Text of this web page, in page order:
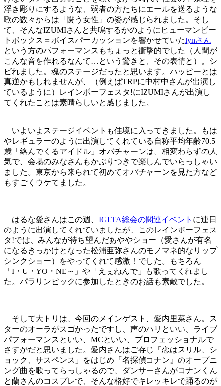
浮き彫りにするような、弱者の方たちにエールを送るような
歌の数々からは「闘う女性」の姿が感じられました。そし
て、そんなIZUMIさんと共鳴するかのようにヒューマンビー
トボックス＝ボイスパーカッションを響かせていたlynさん
という方のパフォーマンスもちょっと衝撃的でした（人間が
こんな音を作れるなんて…という驚きと、その表情と）。シ
ビれました。魂のステージだったと思います。ハッピーとは
真逆かもしれませんが、（例えばTRPに中村中さんが出演し
ているように）レインボーフェスタ!にIZUMIさんが出演し
てくれたことは素晴らしいと感じました。
いよいよステージイベントも佳境に入ってきました。もは
やレギュラーのように出演してくれている自称平均年齢70.5
歳「絡んでくるアイドル」オバチャーンは、相変わらずの人
気で、会場のみなさんもかぶりつきで楽しんでいらっしゃい
ました。東京から来られて初めてオバチャーンを見た方など
もすごくウケてました。
はるな愛さんはこの週、 IGLTA総会の関連イベント に連日
のように出演してくれていましたが、このレインボーフェス
タ!では、みんなが待ち望んだあややショー（愛さんが有名
になるきっかけとなった松浦亜弥さんのモノマネ的なリップ
シンクショー）をやってくれて感激！でした。もちろん
「I・U・YO・NE～」や「えぇねんで」も歌ってくれまし
た。パラリンピックに参加したときのお話も素敵でした。
そして大トリは、今回のメインゲスト、愛内里菜さん。ス
ターのオーラがスゴかったですし、声のハリといい、ライブ
パフォーマンスといい、MCといい、プロフェッショナルで
さすがだと思いました。愛内さんはご存じ「恋はスリル、シ
ョック、サスペンス」をはじめ『名探偵コナン』のオープニ
ング曲を歌ってらっしゃるので、ダンサーさんがコナンくん
と蘭さんのコスプレで、そんな格好でキレッキレで踊るのが